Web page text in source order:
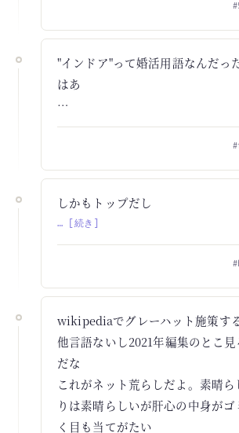
"インドア"って婚活用語なんだっ
はあ
…
しかもトップだし
… [続き]
wikipediaでグレーハット施策す
他言語ないし2021年編集のとこ
だな
これがネット荒らしだよ。素晴
りは素晴らしいが肝心の中身が
く目も当てがたい